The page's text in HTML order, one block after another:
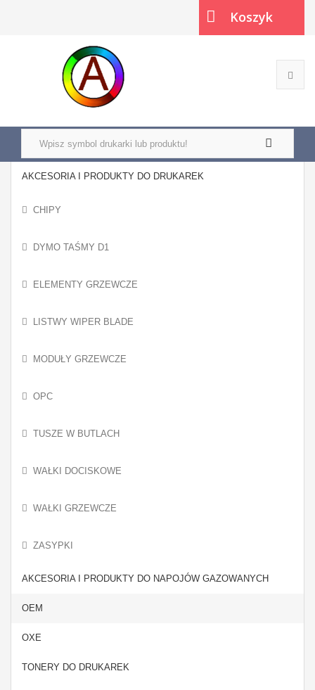
Koszyk
AKCESORIA I PRODUKTY DO DRUKAREK
CHIPY
DYMO TAŚMY D1
ELEMENTY GRZEWCZE
LISTWY WIPER BLADE
MODUŁY GRZEWCZE
OPC
TUSZE W BUTLACH
WAŁKI DOCISKOWE
WAŁKI GRZEWCZE
ZASYPKI
AKCESORIA I PRODUKTY DO NAPOJÓW GAZOWANYCH
OEM
OXE
TONERY DO DRUKAREK